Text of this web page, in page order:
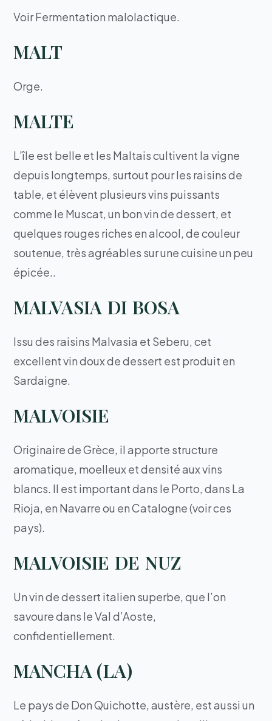
Voir Fermentation malolactique.
MALT
Orge.
MALTE
L’île est belle et les Maltais cultivent la vigne
depuis longtemps, surtout pour les raisins de
table, et élèvent plusieurs vins puissants
comme le Muscat, un bon vin de dessert, et
quelques rouges riches en alcool, de couleur
soutenue, très agréables sur une cuisine un peu
épicée..
MALVASIA DI BOSA
Issu des raisins Malvasia et Seberu, cet
excellent vin doux de dessert est produit en
Sardaigne.
MALVOISIE
Originaire de Grèce, il apporte structure
aromatique, moelleux et densité aux vins
blancs. Il est important dans le Porto, dans La
Rioja, en Navarre ou en Catalogne (voir ces
pays).
MALVOISIE DE NUZ
Un vin de dessert italien superbe, que l’on
savoure dans le Val d’Aoste,
confidentiellement.
MANCHA (LA)
Le pays de Don Quichotte, austère, est aussi un